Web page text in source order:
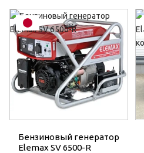
Бензиновый генератор
Elemax SV 6500-R